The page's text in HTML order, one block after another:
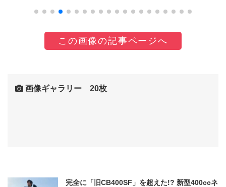
この画像の記事ページへ
画像ギャラリー 20枚
完全に「旧CB400SF」を超えた!? 新型400ccネ